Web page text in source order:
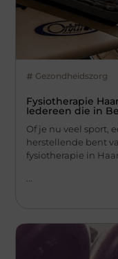
Gezondheidszorg
Fysiotherapie
Iedereen die in
Of je nu veel sport,
herstellende bent
fysiotherapie in
...